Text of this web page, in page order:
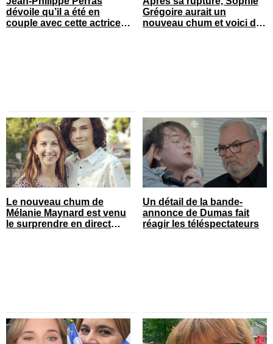
dévoile qu’il a été en
couple avec cette actrice
Grégoire aurait un
nouveau chum et voici de
Le nouveau chum de
Mélanie Maynard est venu
le surprendre en direct
Un détail de la bande-
annonce de Dumas fait
réagir les téléspectateurs